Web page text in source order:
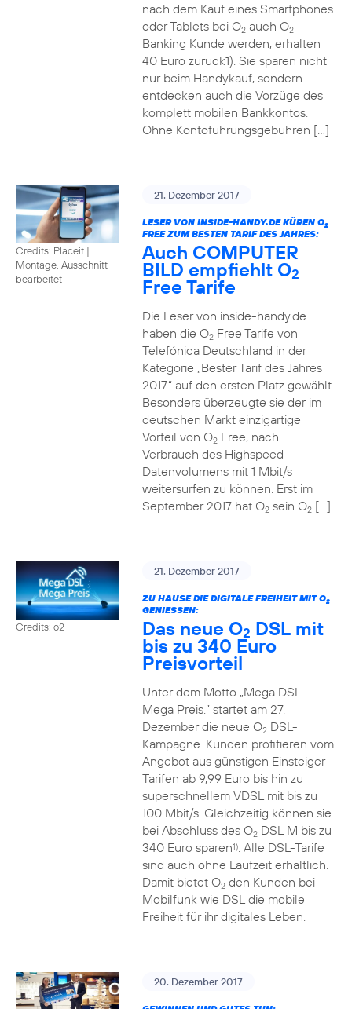
nach dem Kauf eines Smartphones
oder Tablets bei O2auch O2
Banking Kunde werden, erhalten
40 Euro zurück1). Sie sparen nicht
nur beim Handykauf, sondern
entdecken auch die Vorzüge des
komplett mobilen Bankkontos.
Ohne Kontoführungsgebühren […]
Credits: Placeit |
Montage, Ausschnitt
bearbeitet
21. Dezember 2017
LESER VON INSIDE-HANDY.DE KÜREN O2
FREE ZUM BESTEN TARIF DES JAHRES:
Auch COMPUTER
BILD empfiehlt O2
Free Tarife
Die Leser von inside-handy.de
haben die O2Free Tarife von
Telefónica Deutschland in der
Kategorie „Bester Tarif des Jahres
2017“ auf den ersten Platz gewählt.
Besonders überzeugte sie der im
deutschen Markt einzigartige
Vorteil von O2Free, nach
Verbrauch des Highspeed-
Datenvolumens mit 1 Mbit/s
weitersurfen zu können. Erst im
September 2017 hat O2sein O2[…]
Credits: o2
21. Dezember 2017
ZU HAUSE DIE DIGITALE FREIHEIT MIT O2
GENIESSEN:
Das neue O2 DSL mit
bis zu 340 Euro
Preisvorteil
Unter dem Motto „Mega DSL.
Mega Preis.” startet am 27.
Dezember die neue O2DSL-
Kampagne. Kunden profitieren vom
Angebot aus günstigen Einsteiger-
Tarifen ab 9,99 Euro bis hin zu
superschnellem VDSL mit bis zu
100 Mbit/s. Gleichzeitig können sie
bei Abschluss des O2DSL M bis zu
340 Euro sparen1). Alle DSL-Tarife
sind auch ohne Laufzeit erhältlich.
Damit bietet O2den Kunden bei
Mobilfunk wie DSL die mobile
Freiheit für ihr digitales Leben.
20. Dezember 2017